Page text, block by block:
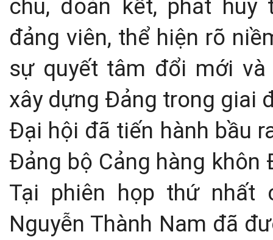
đảng viên, thể hiện rõ
sự quyết tâm đổi mới
xây dựng Đảng trong giai
Đại hội đã tiến hành bầu
Đảng bộ Cảng hàng
Tại phiên họp thứ nhất
Nguyễn Thành Nam đã